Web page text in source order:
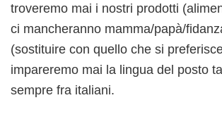
troveremo mai i nostri prodotti
ci mancheranno mamma/papà/
(sostituire con quello che si
impareremo mai la lingua del posto
sempre fra italiani.